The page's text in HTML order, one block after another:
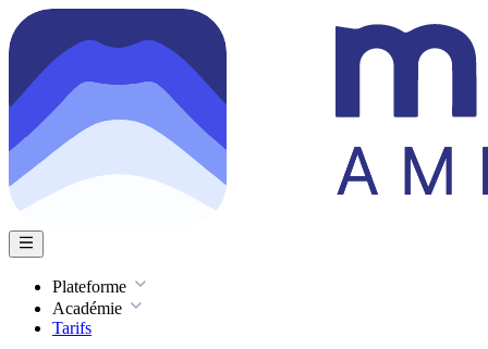
Plateforme
Académie
Tarifs